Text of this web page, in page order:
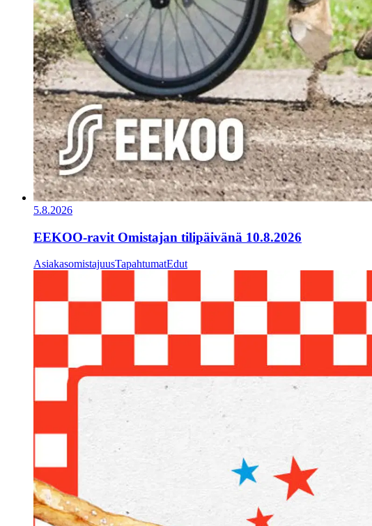
5.8.2026
EEKOO-ravit Omistajan tilipäivänä 10.8.2026
AsiakasomistajuusTapahtumatEdut